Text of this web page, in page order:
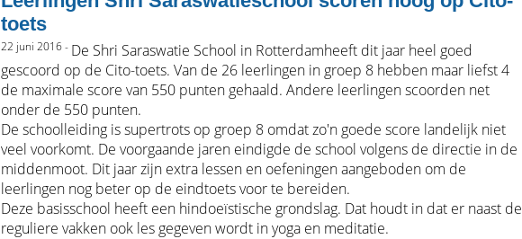
toets
22 juni 2016 - De Shri Saraswatie School in Rotterdamheeft dit jaar heel goed
gescoord op de Cito-toets. Van de 26 leerlingen in groep 8 hebben maar liefst 4
de maximale score van 550 punten gehaald. Andere leerlingen scoorden net
onder de 550 punten.
De schoolleiding is supertrots op groep 8 omdat zo'n goede score landelijk niet
veel voorkomt. De voorgaande jaren eindigde de school volgens de directie in de
middenmoot. Dit jaar zijn extra lessen en oefeningen aangeboden om de
leerlingen nog beter op de eindtoets voor te bereiden.
Deze basisschool heeft een hindoeïstische grondslag. Dat houdt in dat er naast de
reguliere vakken ook les gegeven wordt in yoga en meditatie.